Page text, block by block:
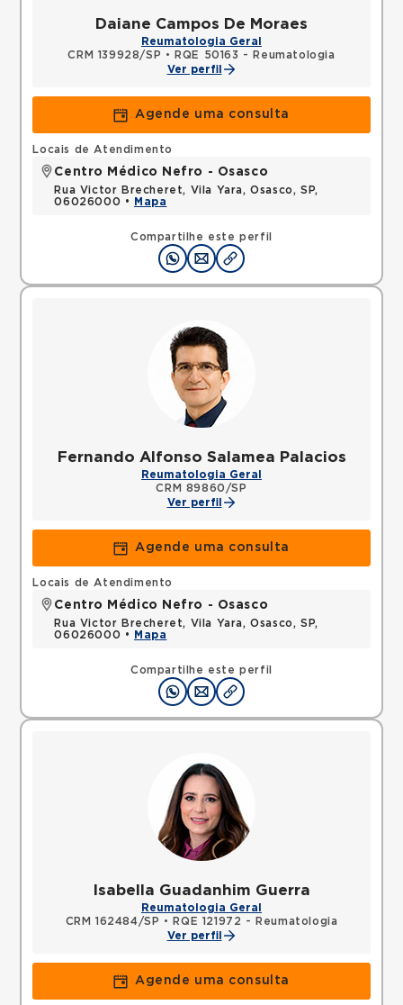
Daiane Campos De Moraes
Reumatologia Geral
CRM 139928/SP •
RQE 50163 - Reumatologia
Ver perfil
Agende uma consulta
Compartilhe este perfil
Locais de Atendimento
Centro Médico Nefro - Osasco
Rua Victor Brecheret, Vila Yara, Osasco, SP,
06026000 •
Mapa
Fernando Alfonso Salamea Palacios
Reumatologia Geral
CRM 89860/SP
Ver perfil
Agende uma consulta
Compartilhe este perfil
Locais de Atendimento
Centro Médico Nefro - Osasco
Rua Victor Brecheret, Vila Yara, Osasco, SP,
06026000 •
Mapa
Isabella Guadanhim Guerra
Reumatologia Geral
CRM 162484/SP •
RQE 121972 - Reumatologia
Ver perfil
Agende uma consulta